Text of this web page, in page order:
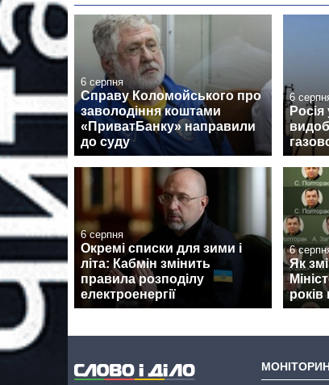
6 серпня
Справу Коломойського про
заволодіння коштами
«ПриватБанку» направили
до суду
6
Росія
6 серпня
Окремі списки для зими і
літа: Кабмін змінить
правила розподілу
електроенергії
6
Як
років